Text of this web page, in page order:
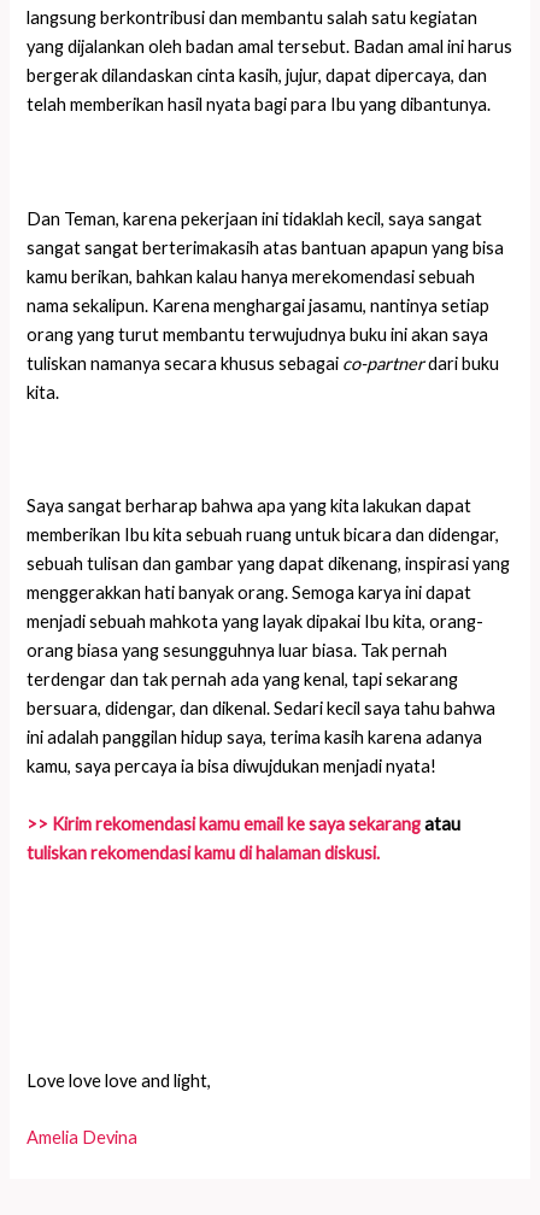
langsung berkontribusi dan membantu salah satu kegiatan
yang dijalankan oleh badan amal tersebut. Badan amal ini harus
bergerak dilandaskan cinta kasih, jujur, dapat dipercaya, dan
telah memberikan hasil nyata bagi para Ibu yang dibantunya.
Dan Teman, karena pekerjaan ini tidaklah kecil, saya sangat
sangat sangat berterimakasih atas bantuan apapun yang bisa
kamu berikan, bahkan kalau hanya merekomendasi sebuah
nama sekalipun. Karena menghargai jasamu, nantinya setiap
orang yang turut membantu terwujudnya buku ini akan saya
tuliskan namanya secara khusus sebagai co-partnerdari buku
kita.
Saya sangat berharap bahwa apa yang kita lakukan dapat
memberikan Ibu kita sebuah ruang untuk bicara dan didengar,
sebuah tulisan dan gambar yang dapat dikenang, inspirasi yang
menggerakkan hati banyak orang. Semoga karya ini dapat
menjadi sebuah mahkota yang layak dipakai Ibu kita, orang-
orang biasa yang sesungguhnya luar biasa. Tak pernah
terdengar dan tak pernah ada yang kenal, tapi sekarang
bersuara, didengar, dan dikenal. Sedari kecil saya tahu bahwa
ini adalah panggilan hidup saya, terima kasih karena adanya
kamu, saya percaya ia bisa diwujdukan menjadi nyata!
>> Kirim rekomendasi kamu email ke saya sekarang atau
tuliskan rekomendasi kamu di halaman diskusi.
Love love love and light,
Amelia Devina